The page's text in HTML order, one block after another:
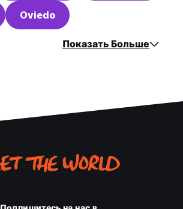
Oviedo
Показать Больше